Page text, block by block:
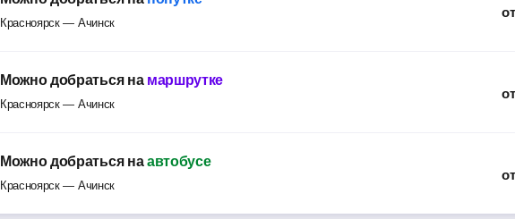
Красноярск — Ачинск
от
Можно добраться на маршрутке
Красноярск — Ачинск
от
Можно добраться наавтобусе
Красноярск — Ачинск
от